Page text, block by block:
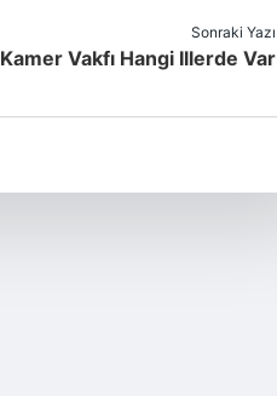
Sonraki Yazı
Kamer Vakfı Hangi Illerde Var